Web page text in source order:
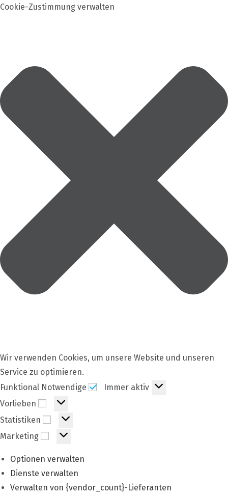
Cookie-Zustimmung verwalten
Wir verwenden Cookies, um unsere Website und unseren
Service zu optimieren.
Funktional Notwendige
Funktional
Immer aktiv
Vorlieben
Vorlieben
Statistiken Statistiken
Marketing Marketing
Optionen verwalten
Dienste verwalten
Verwalten von {vendor_count}-Lieferanten